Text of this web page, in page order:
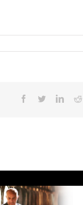
Facebook
Twitter